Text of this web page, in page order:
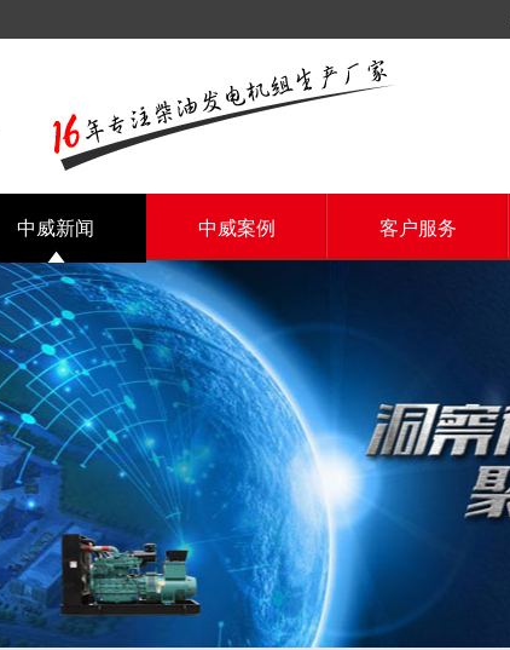
中威新闻 中威案例 客户服务